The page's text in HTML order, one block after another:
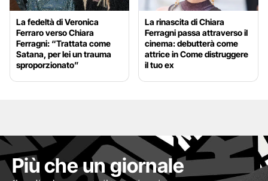
La fedeltà di Veronica
Ferraro verso Chiara
Ferragni: “Trattata come
Satana, per lei un trauma
sproporzionato”
La rinascita di Chiara
Ferragni passa attraverso il
cinema: debutterà come
attrice in Come distruggere
il tuo ex
Più che un giornale